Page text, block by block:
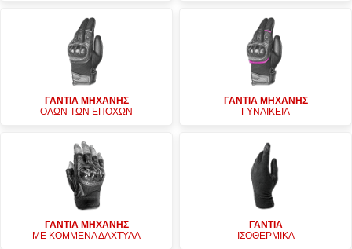
ΓΑΝΤΙΑ ΜΗΧΑΝΗΣ
ΟΛΩΝ ΤΩΝ ΕΠΟΧΩΝ
ΓΑΝΤΙΑ ΜΗΧΑΝΗΣ
ΓΥΝΑΙΚΕΙΑ
ΓΑΝΤΙΑ ΜΗΧΑΝΗΣ
ΜΕ ΚΟΜΜΕΝΑ ΔΑΧΤΥΛΑ
ΓΑΝΤΙΑ
ΙΣΟΘΕΡΜΙΚΑ